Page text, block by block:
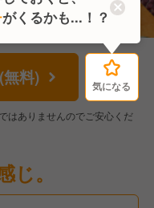
料) 気になる
はありませんのでご安心くだ
じ。
気になる
がくるかも...！？